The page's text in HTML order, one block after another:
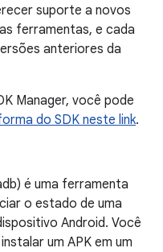
suporte a novos
ferramentas, e cada
anteriores da
Manager, você pode
do SDK neste link.
é uma ferramenta
o estado de uma
Android. Você
um APK em um